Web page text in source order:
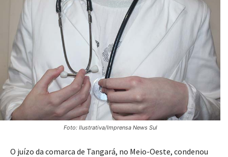
Foto: Ilustrativa/Imprensa News Sul
O juízo da comarca de Tangará, no Meio-Oeste, condenou